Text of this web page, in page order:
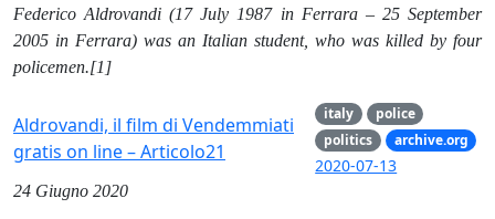
Federico Aldrovandi (17 July 1987 in Ferrara – 25 September
2005 in Ferrara) was an Italian student, who was killed by four
policemen.[1]
Aldrovandi, il film di Vendemmiati
gratis on line – Articolo21
italy
police
politics
archive.org
2020-07-13
24 Giugno 2020